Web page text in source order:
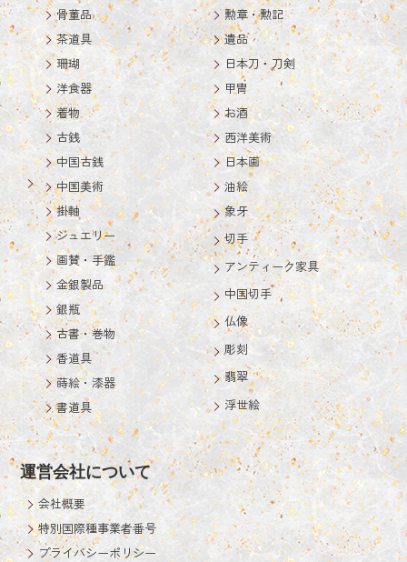
骨董品
茶道具
珊瑚
洋食器
着物
古銭
中国古銭
中国美術
勲章・勲記
遺品
日本刀・刀剣
甲冑
お酒
西洋美術
日本画
油絵
掛軸
ジュエリー
画賛・手鑑
金銀製品
銀瓶
古書・巻物
香道具
蒔絵・漆器
書道具
象牙
切手
アンティーク家具
中国切手
仏像
彫刻
翡翠
浮世絵
運営会社について
会社概要
特別国際種事業者番号
プライバシーポリシー